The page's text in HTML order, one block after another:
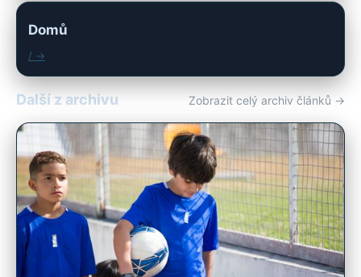
Domů
/ →
Další z archivu Zobrazit celý archiv článků →